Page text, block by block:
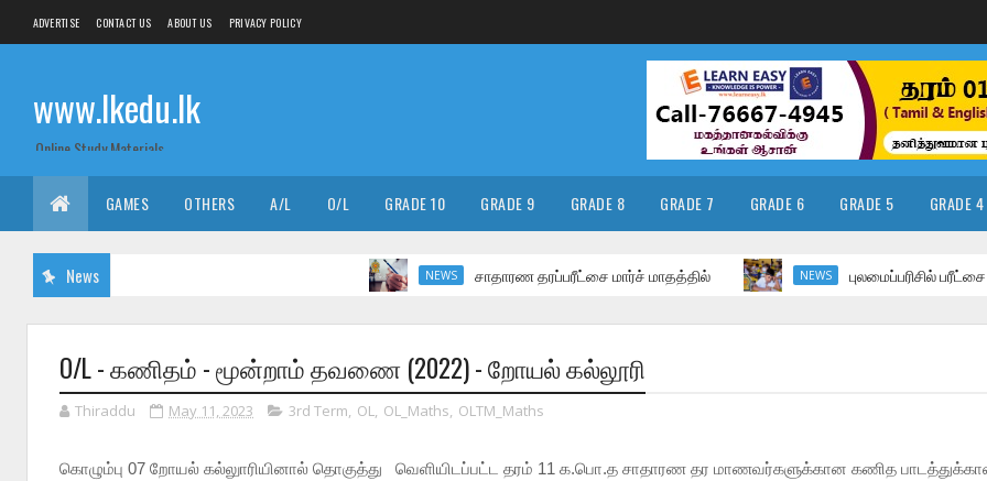
ADVERTISE CONTACT US ABOUT US PRIVACY POLICY
www.lkedu.lk
Online Study Materials
GAMES OTHERS A/L O/L GRADE 10 GRADE 9 GRADE 8 GRADE 7 GRADE 6 GRADE 5 GRADE 4
News NEWS சாதாரண தரப்பரீட்சை மார்ச் மாதத்தில் NEWS புலமைப்பரிசில் பரீட்சை
O/L - கணிதம் - மூன்றாம் தவணை (2022) - றோயல் கல்லூரி
Thiraddu May 11, 2023 3rd Term, OL, OL_Maths, OLTM_Maths
கொழும்பு 07 றோயல் கல்லுாரியினால் தொகுத்து வெளியிடப்பட்ட தரம் 11 க.பொ.த சாதாரண தர மாணவர்களுக்கான கணித